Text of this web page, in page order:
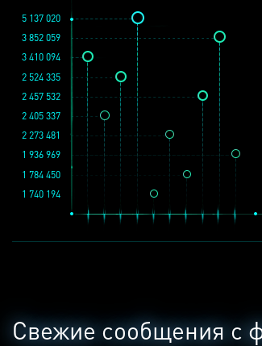
1 936 969
3 852 059
2 457 532
1 784 450
2 273 481
1 740 194
5 137 020
2 524 335
2 405 337
3 410 094
Свежие сообщения с